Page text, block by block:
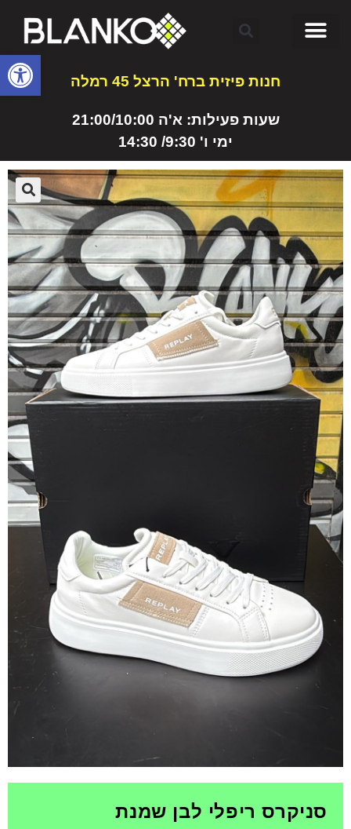
חנות פיזית ברח' הרצל 45 רמלה
שעות פעילות: א'ה 21:00/10:00
ימי ו' 9:30/ 14:30
סניקרס ריפלי לבן שמנת